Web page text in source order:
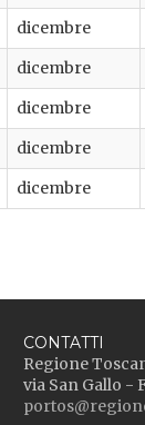
dicembre
dicembre
dicembre
dicembre
dicembre
CONTATTI
Regione
via San Gallo -